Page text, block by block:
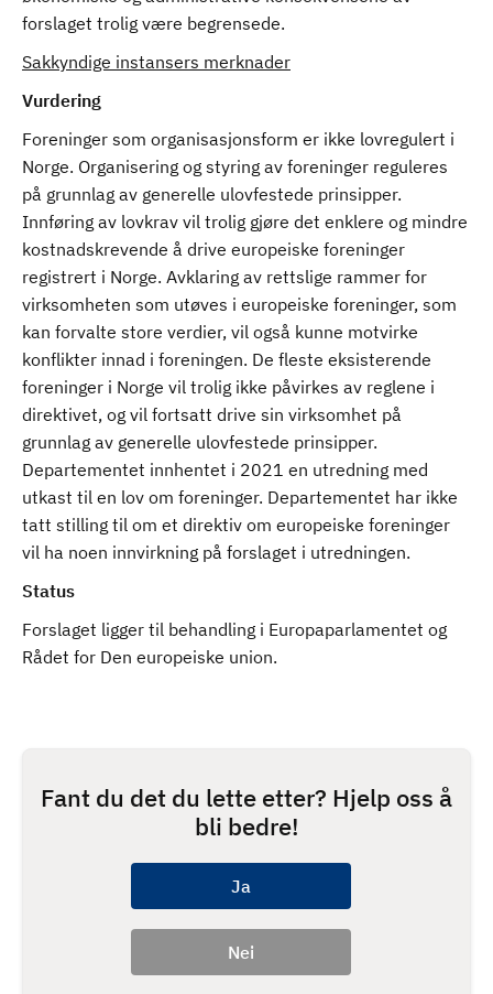
forslaget trolig være begrensede.
Sakkyndige instansers merknader
Vurdering
Foreninger som organisasjonsform er ikke lovregulert i
Norge. Organisering og styring av foreninger reguleres
på grunnlag av generelle ulovfestede prinsipper.
Innføring av lovkrav vil trolig gjøre det enklere og mindre
kostnadskrevende å drive europeiske foreninger
registrert i Norge. Avklaring av rettslige rammer for
virksomheten som utøves i europeiske foreninger, som
kan forvalte store verdier, vil også kunne motvirke
konflikter innad i foreningen. De fleste eksisterende
foreninger i Norge vil trolig ikke påvirkes av reglene i
direktivet, og vil fortsatt drive sin virksomhet på
grunnlag av generelle ulovfestede prinsipper.
Departementet innhentet i 2021 en utredning med
utkast til en lov om foreninger. Departementet har ikke
tatt stilling til om et direktiv om europeiske foreninger
vil ha noen innvirkning på forslaget i utredningen.
Status
Forslaget ligger til behandling i Europaparlamentet og
Rådet for Den europeiske union.
Fant du det du lette etter? Hjelp oss å
bli bedre!